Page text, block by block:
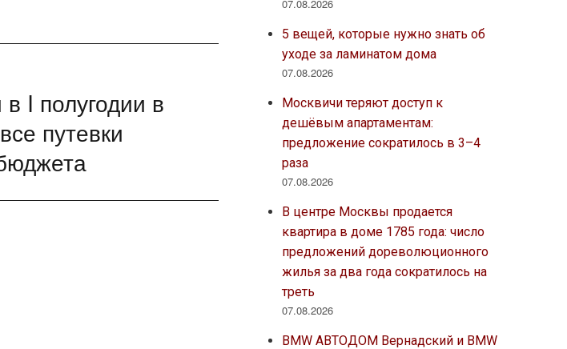
I полугодии в
путевки
07.08.2026
5 вещей, которые нужно знать об
уходе за ламинатом дома
07.08.2026
Москвичи теряют доступ к
дешёвым апартаментам:
предложение сократилось в 3–4
раза
07.08.2026
В центре Москвы продается
квартира в доме 1785 года: число
предложений дореволюционного
жилья за два года сократилось на
треть
07.08.2026
BMW АВТОДОМ Вернадский и BMW